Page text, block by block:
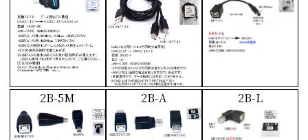
2B-5M 2B-A 2B-L